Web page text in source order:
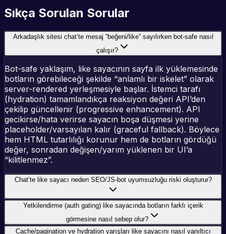
Sıkça Sorulan Sorular
Arkadaşlık sitesi chat’te mesaj “beğeni/like” sayılırken bot-safe nasıl
çalışır?
Bot-safe yaklaşım, like sayacının sayfa ilk yüklemesinde
botların görebileceği şekilde “anlamlı bir iskelet” olarak
server-rendered yerleşmesiyle başlar. İstemci tarafı
(hydration) tamamlandıkça reaksiyon değeri API’den
çekilip güncellenir (progressive enhancement). API
gecikirse/hata verirse sayacın boşa düşmesi yerine
placeholder/varsayılan kalır (graceful fallback). Böylece
hem HTML tutarlılığı korunur hem de botların gördüğü
değer, sonradan değişen/yarım yüklenen bir UI’a
“kilitlenmez”.
Chat’te like sayacı neden SEO/JS-bot uyumsuzluğu riski oluşturur?
Yetkilendirme (auth gating) like sayacında botların farklı içerik
görmesine nasıl sebep olur?
Cache/pagination ve hydration yarışları like sayacını nasıl yanıltıcı